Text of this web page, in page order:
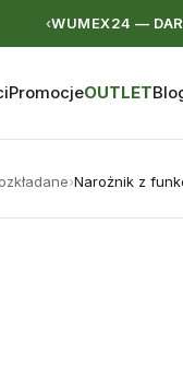
‹WUMEX24 —
PromocjeOUTLET
›Narożnik z